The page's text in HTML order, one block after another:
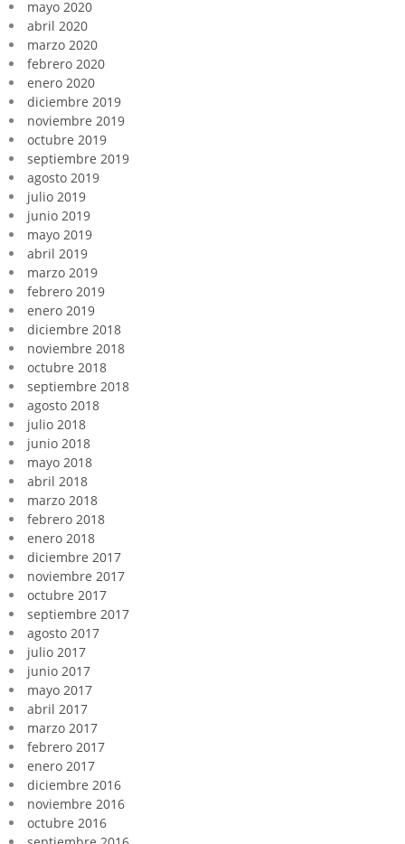
mayo 2020
abril 2020
marzo 2020
febrero 2020
enero 2020
diciembre 2019
noviembre 2019
octubre 2019
septiembre 2019
agosto 2019
julio 2019
junio 2019
mayo 2019
abril 2019
marzo 2019
febrero 2019
enero 2019
diciembre 2018
noviembre 2018
octubre 2018
septiembre 2018
agosto 2018
julio 2018
junio 2018
mayo 2018
abril 2018
marzo 2018
febrero 2018
enero 2018
diciembre 2017
noviembre 2017
octubre 2017
septiembre 2017
agosto 2017
julio 2017
junio 2017
mayo 2017
abril 2017
marzo 2017
febrero 2017
enero 2017
diciembre 2016
noviembre 2016
octubre 2016